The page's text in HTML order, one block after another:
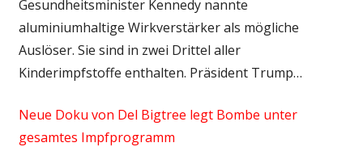
Gesundheitsminister Kennedy nannte
aluminiumhaltige Wirkverstärker als mögliche
Auslöser. Sie sind in zwei Drittel aller
Kinderimpfstoffe enthalten. Präsident Trump…
Neue Doku von Del Bigtree legt Bombe unter
gesamtes Impfprogramm